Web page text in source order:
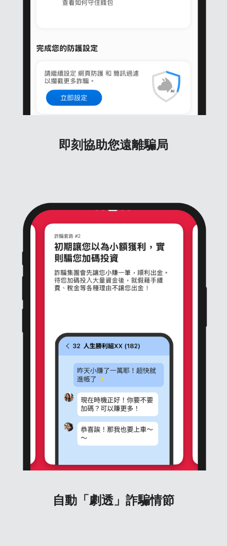
即刻協助您遠離騙局
自動「劇透」詐騙情節